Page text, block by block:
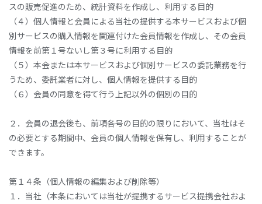
スの販売促進のため、統計資料を作成し、利用する目的
（４）個人情報と会員による当社の提供する本サービスおよび個
別サービスの購入情報を関連付けた会員情報を作成し、その会員
情報を前第１号ないし第３号に利用する目的
（５）本会または本サービスおよび個別サービスの委託業務を行
うため、委託業者に対し、個人情報を提供する目的
（６）会員の同意を得て行う上記以外の個別の目的
２．会員の退会後も、前項各号の目的の限りにおいて、当社はそ
の必要とする期間中、会員の個人情報を保有し、利用することが
できます。
第１４条（個人情報の編集および削除等）
１．当社（本条においては当社が提携するサービス提携会社およ